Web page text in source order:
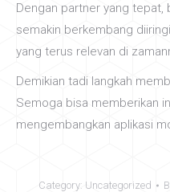
Dengan partner yang tepat,
semakin berkembang
yang terus relevan di
Demikian tadi langkah
Semoga bisa memberikan
mengembangkan aplikasi
Category: Uncategorized